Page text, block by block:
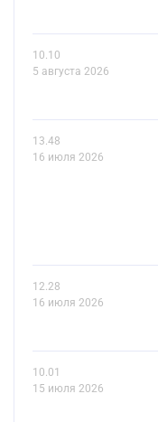
10.10
5 августа 2026
13.48
16 июля 2026
12.28
16 июля 2026
10.01
15 июля 2026